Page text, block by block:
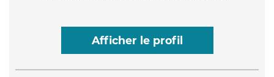
Afficher le profil